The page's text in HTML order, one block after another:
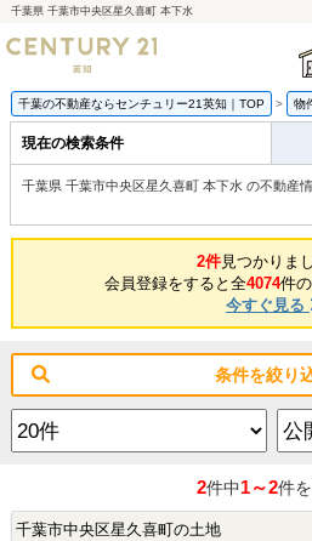
千葉県 千葉市中央区星久喜町 本下水
千葉の不動産ならセンチュリー21英知｜TOP 物
現在の検索条件
千葉県 千葉市中央区星久喜町 本下水 の不動産
2件見つかりま
会員登録をすると全4074件
今すぐ見る
条件を絞り
2件中1～2件
千葉市中央区星久喜町の土地